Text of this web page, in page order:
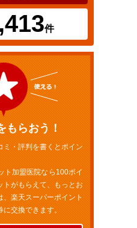
件
もらおう！
ミ・評判を書くとポイン
ト加盟医院なら100ポイ
トがもらえて、もっとお
、楽天スーパーポイント
に交換できます。